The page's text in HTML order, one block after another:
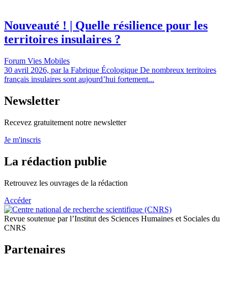
Nouveauté ! | Quelle résilience pour les
territoires insulaires ?
Forum Vies Mobiles
30 avril 2026, par la Fabrique Écologique De nombreux territoires
français insulaires sont aujourd’hui fortement...
Newsletter
Recevez gratuitement notre newsletter
Je m'inscris
La rédaction publie
Retrouvez les ouvrages de la rédaction
Accéder
Revue soutenue par l’Institut des Sciences Humaines et Sociales du
CNRS
Partenaires